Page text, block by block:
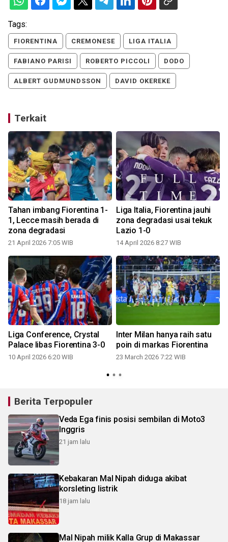
Tags:
FIORENTINA CREMONESE LIGA ITALIA
FABIANO PARISI ROBERTO PICCOLI DODO
ALBERT GUDMUNDSSON DAVID OKEREKE
Terkait
Tahan imbang Fiorentina 1-
1, Lecce masih berada di
zona degradasi
21 April 2026 7:05 WIB
Liga Italia, Fiorentina jauhi
zona degradasi usai tekuk
Lazio 1-0
14 April 2026 8:27 WIB
Liga Conference, Crystal
Palace libas Fiorentina 3-0
10 April 2026 6:20 WIB
Inter Milan hanya raih satu
poin di markas Fiorentina
23 March 2026 7:22 WIB
Berita Terpopuler
Veda Ega finis posisi sembilan di Moto3
Inggris
21 jam lalu
Kebakaran Mal Nipah diduga akibat
korsleting listrik
18 jam lalu
Mal Nipah milik Kalla Grup di Makassar